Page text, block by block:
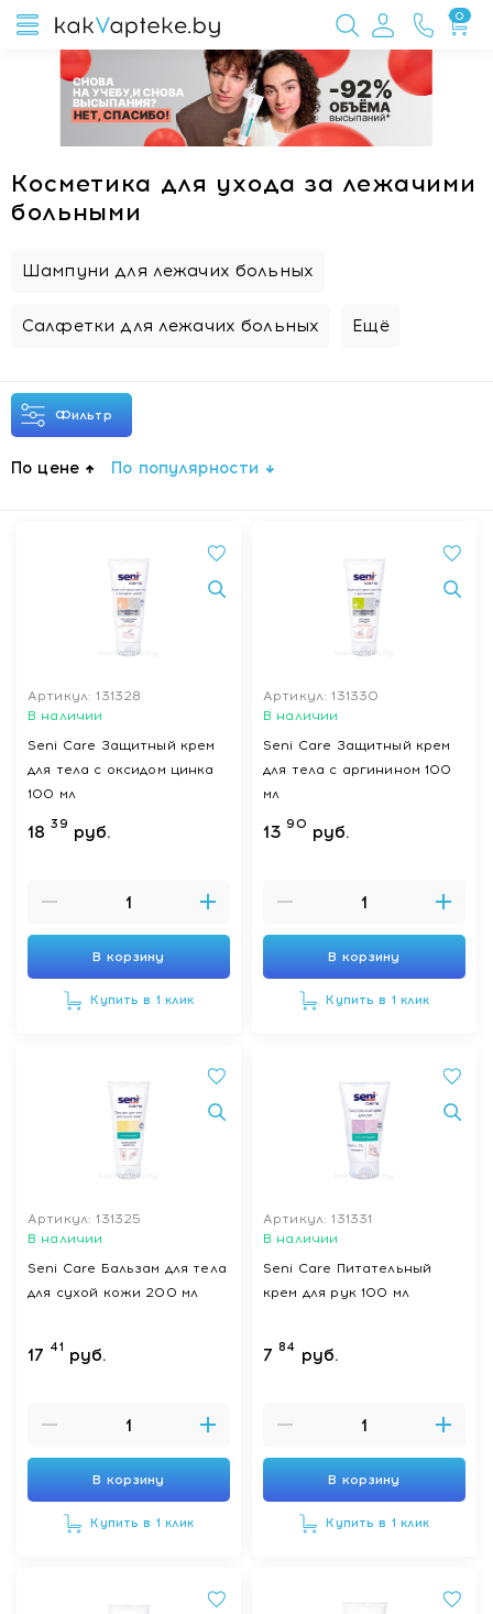
0
Косметика для ухода за лежачими
больными
Шампуни для лежачих больных
Салфетки для лежачих больных Ещё
Фильтр
По цене По популярности
Артикул: 131328
В наличии
Seni Care Защитный крем
для тела с оксидом цинка
100 мл
18 39 руб.
В корзину
Купить в 1 клик
Артикул: 131330
В наличии
Seni Care Защитный крем
для тела с аргинином 100
мл
13 90 руб.
В корзину
Купить в 1 клик
Артикул: 131325
В наличии
Seni Care Бальзам для тела
для сухой кожи 200 мл
17 41 руб.
В корзину
Купить в 1 клик
Артикул: 131331
В наличии
Seni Care Питательный
крем для рук 100 мл
7 84 руб.
В корзину
Купить в 1 клик